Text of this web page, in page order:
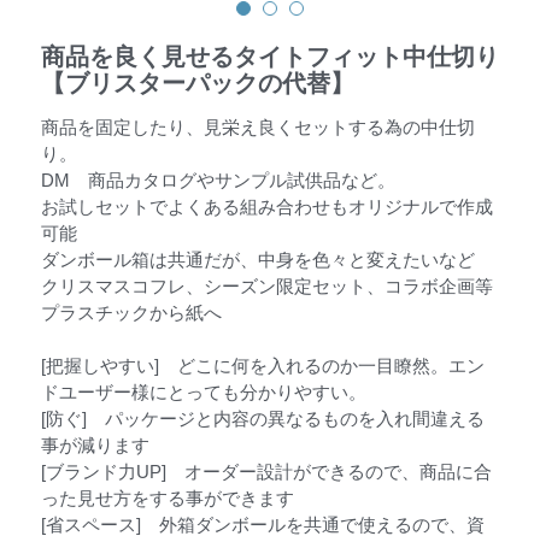
商品を良く見せるタイトフィット中仕切り
【ブリスターパックの代替】
商品を固定したり、見栄え良くセットする為の中仕切
り。
DM 商品カタログやサンプル試供品など。
お試しセットでよくある組み合わせもオリジナルで作成
可能
ダンボール箱は共通だが、中身を色々と変えたいなど
クリスマスコフレ、シーズン限定セット、コラボ企画等
プラスチックから紙へ
[把握しやすい] どこに何を入れるのか一目瞭然。エン
ドユーザー様にとっても分かりやすい。
[防ぐ] パッケージと内容の異なるものを入れ間違える
事が減ります
[ブランド力UP] オーダー設計ができるので、商品に合
った見せ方をする事ができます
[省スペース] 外箱ダンボールを共通で使えるので、資